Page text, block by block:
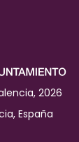
2026
España